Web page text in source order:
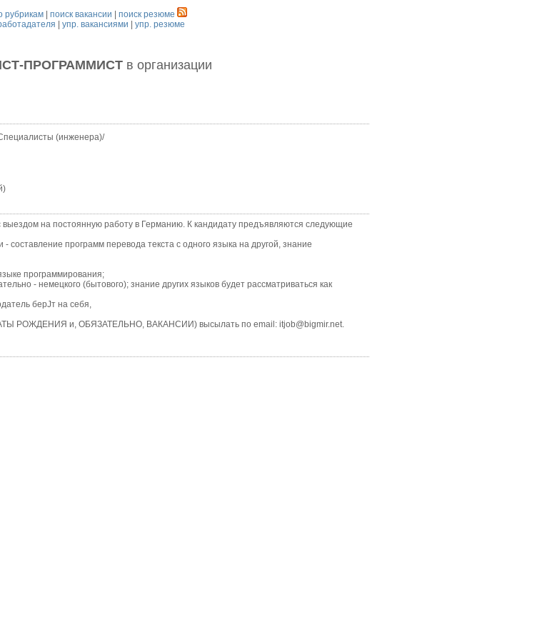
рубрикам| поиск вакансии
поиск резюме
|упр. вакансиями |упр. резюме
ПРОГРАММИСТв организации
(инженера)/
на постоянную работу в Германию. К кандидату предъявляются следующие
программ перевода текста с одного языка на другой, знание
программирования;
- немецкого (бытового); знание других языков будет рассматриваться как
берЈт на себя,
РОЖДЕНИЯ и, ОБЯЗАТЕЛЬНО, ВАКАНСИИ) высылать по email: itjob@bigmir.net.